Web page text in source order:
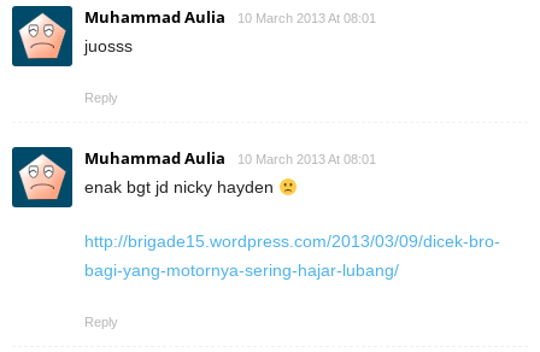
Muhammad Aulia 10 March 2013 At 08:01
juosss
Reply
Muhammad Aulia 10 March 2013 At 08:01
enak bgt jd nicky hayden
http://brigade15.wordpress.com/2013/03/09/dicek-bro-
bagi-yang-motornya-sering-hajar-lubang/
Reply